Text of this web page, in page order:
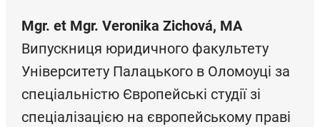
Mgr. et Mgr. Veronika Zichová, MA
Випускниця юридичного факультету
Університету Палацького в Оломоуці за
спеціальністю Європейські студії зі
спеціалізацією на європейському праві